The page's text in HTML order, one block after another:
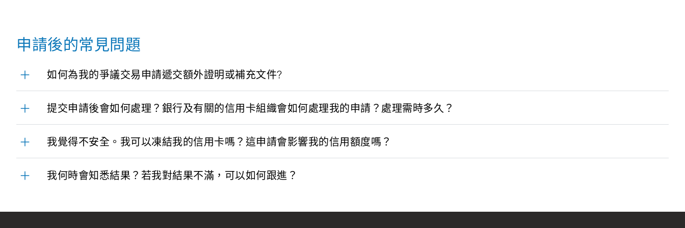
申請後的常見問題
如何為我的爭議交易申請遞交額外證明或補充文件?
提交申請後會如何處理？銀行及有關的信用卡組織會如何處理我的申請？處理需時多久？
我覺得不安全。我可以凍結我的信用卡嗎？這申請會影響我的信用額度嗎？
我何時會知悉結果？若我對結果不滿，可以如何跟進？